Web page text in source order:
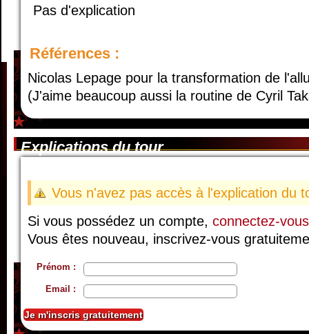
Pas d'explication
Références :
Nicolas Lepage pour la transformation de
(J'aime beaucoup aussi la routine de Cyril
Explications du tour
Vous n'avez pas accès à l'explication du
Si vous possédez un compte, connectez-vous
Vous êtes nouveau, inscrivez-vous
Prénom :
Email :